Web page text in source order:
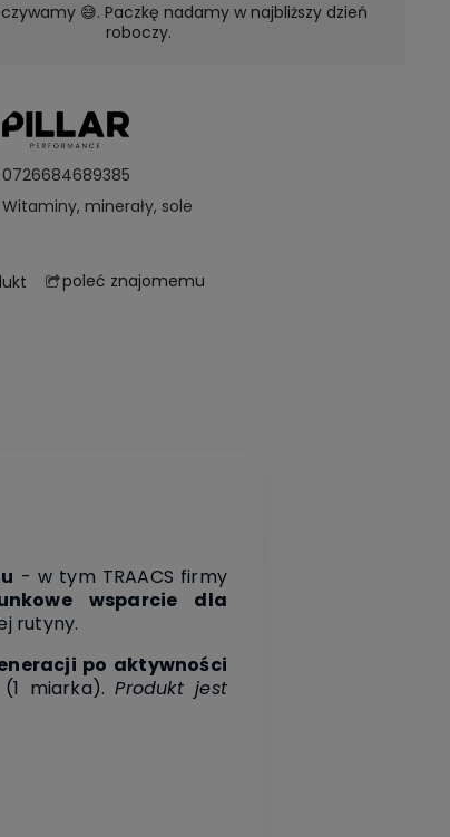
😅. Paczkę nadamy w najbliższy dzień
roboczy.
0726684689385
Witaminy, minerały, sole
poleć znajomemu
- w tym TRAACS firmy
wsparcie dla
rutyny.
po aktywności
(1 miarka).Produkt jest